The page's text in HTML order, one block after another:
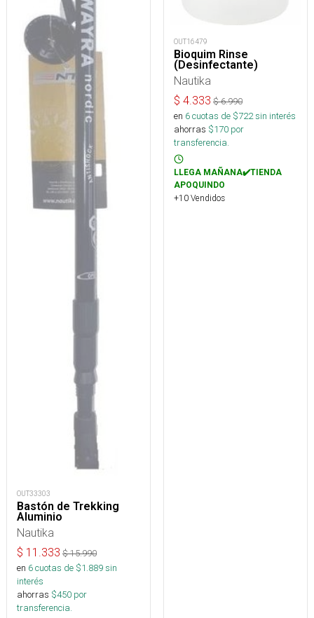
OUT33303
Bastón de Trekking
Aluminio
Nautika
$ 11.333 $15.990
en 6cuotas de $1.889sin
interés
ahorras $450 por
transferencia.
OUT16479
Bioquim Rinse
(Desinfectante)
Nautika
$ 4.333 $6.990
en 6cuotas de $722sin interés
ahorras $170 por
transferencia.
LLEGA MAÑANA✔️TIENDA
APOQUINDO
+10 Vendidos